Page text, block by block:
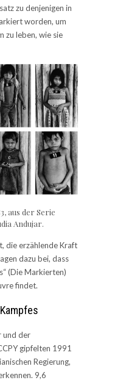
zu denjenigen in
worden, um
zu leben, wie sie
aus der Serie
Andujar.
die erzählende Kraft
dazu bei, dass
(Die Markierten)
findet.
und der
gipfelten 1991
Regierung,
9,6